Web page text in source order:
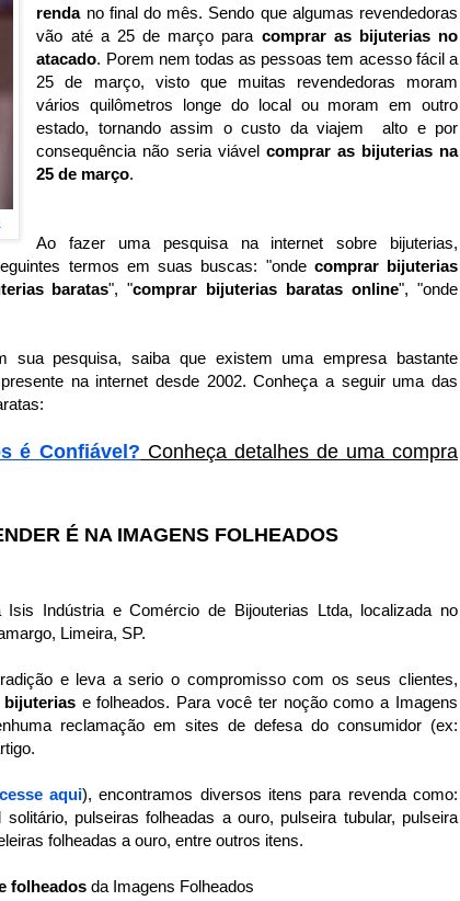
rendano final do mês. Sendo que algumas revendedoras
vão até a 25 de março para comprar as bijuterias no
atacado. Porem nem todas as pessoas tem acesso fácil a
25 de março, visto que muitas revendedoras moram
vários quilômetros longe do local ou moram em outro
estado, tornando assim o custo da viajem alto e por
consequência não seria viável comprar as bijuterias na
25 de março.
Ao fazer uma pesquisa na internet sobre bijuterias,
termos em suas buscas: "onde comprar bijuterias
baratas", "comprar bijuterias baratas online", "onde
pesquisa, saiba que existem uma empresa bastante
na internet desde 2002. Conheça a seguir uma das
é Confiável? Conheça detalhes de uma compra
É NA IMAGENS FOLHEADOS
Isis Indústria e Comércio de Bijouterias Ltda, localizada no
Limeira, SP.
e leva a serio o compromisso com os seus clientes,
bijuteriase folheados. Para você ter noção como a Imagens
reclamação em sites de defesa do consumidor (ex:
aqui), encontramos diversos itens para revenda como:
solitário, pulseiras folheadas a ouro, pulseira tubular, pulseira
folheadas a ouro, entre outros itens.
folheados da Imagens Folheados